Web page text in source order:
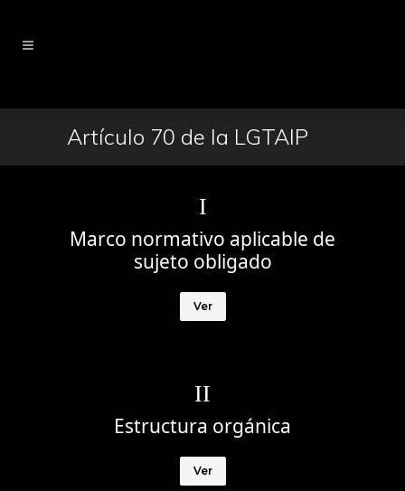
Artículo 70 de la LGTAIP
I
Marco normativo aplicable de
sujeto obligado
Ver
II
Estructura orgánica
Ver